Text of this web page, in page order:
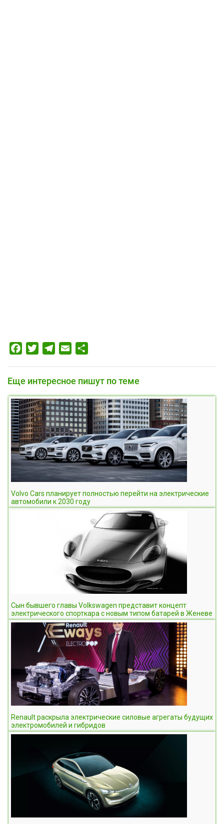
FacebookTwitterTelegram
Email
Еще интересное пишут по теме
Volvo Cars планирует полностью перейти на электрические
автомобили к 2030 году
Сын бывшего главы Volkswagen представит концепт
электрического спорткара с новым типом батарей в Женеве
Renault раскрыла электрические силовые агрегаты будущих
электромобилей и гибридов